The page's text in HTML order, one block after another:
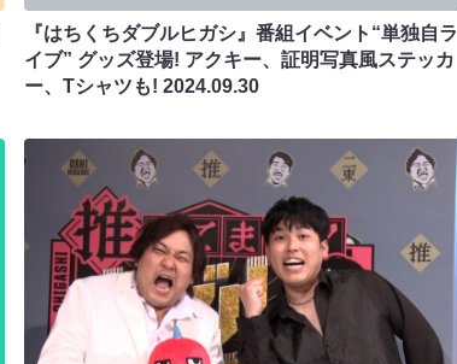
『はちくちダブルヒガシ』番組イベント“単独自ラ
イブ” グッズ登場! アクキー、証明写真風ステッカ
ー、Tシャツも!2024.09.30